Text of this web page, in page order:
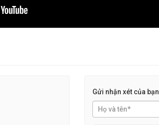
Gửi nhận xét của bạn